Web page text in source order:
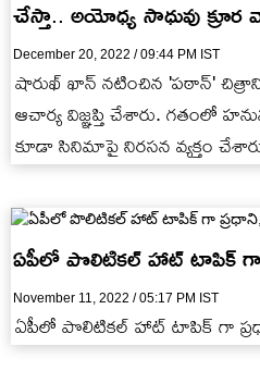
చేస్తా.. అయోధ్య సాధువు క్రూర
December 20, 2022 / 09:44 PM IST
షారుఖ్‌ ఖాన్‌ నటించిన 'పఠాన్‌'
ఆచార్య విజ్ఞప్తి చేశారు. గతంలో
కూడా సినిమాపై నిరసన వ్యక్తం
ఏపీలో పొలిటికల్ హాట్ టాపిక్ గా
November 11, 2022 / 05:17 PM IST
ఏపీలో పొలిటికల్ హాట్ టాపిక్ గా